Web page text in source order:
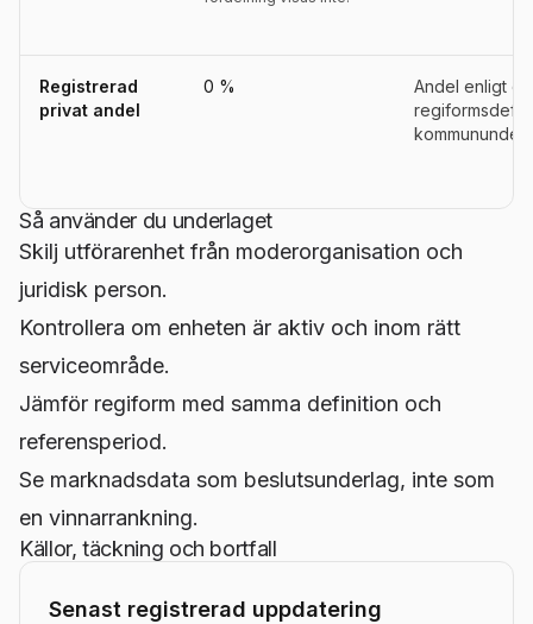
Registrerad
privat andel
0 %
Andel enligt
Så använder du underlaget
Skilj utförarenhet från moderorganisation och
juridisk person.
Kontrollera om enheten är aktiv och inom rätt
serviceområde.
Jämför regiform med samma definition och
referensperiod.
Se marknadsdata som beslutsunderlag, inte som
en vinnarrankning.
Källor, täckning och bortfall
Senast registrerad uppdatering